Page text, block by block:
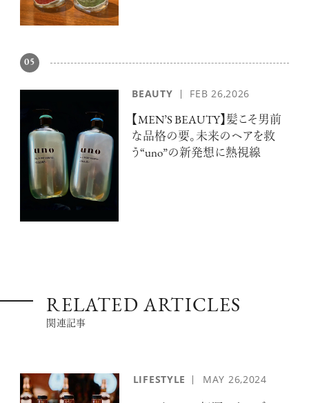
記憶に残る特別な体験をオーダーメ
イド！京都で話題のラグジュアリー人
【フィリップス オークション】映画界
の巨匠のアイデアから生まれた時計
が17億円で落札！！
谷崎映画『鍵』。愛は嫉妬を越えるの
か？
05
BEAUTY FEB 26,2026
【MEN’S BEAUTY】髪こそ男前
な品格の要。未来のヘアを救
う“uno”の新発想に熱視線
RELATED ARTICLES
関連記事
LIFESTYLE MAY 26,2024